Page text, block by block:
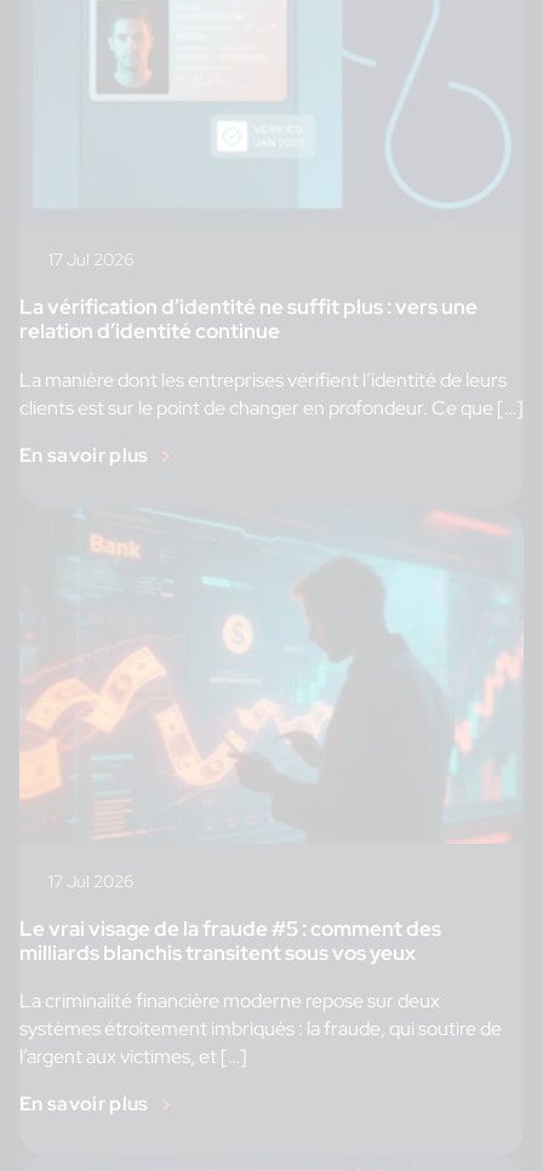
17 Jul 2026
La vérification d’identité ne suffit plus : vers une
relation d’identité continue
La manière dont les entreprises vérifient l’identité de leurs
clients est sur le point de changer en profondeur. Ce que […]
En savoir plus
17 Jul 2026
Le vrai visage de la fraude #5 : comment des
milliards blanchis transitent sous vos yeux
La criminalité financière moderne repose sur deux
systèmes étroitement imbriqués : la fraude, qui soutire de
l’argent aux victimes, et […]
En savoir plus